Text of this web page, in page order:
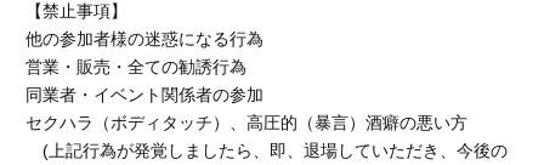
【禁止事項】
他の参加者様の迷惑になる行為
営業・販売・全ての勧誘行為
同業者・イベント関係者の参加
セクハラ（ボディタッチ）、高圧的（暴言）酒癖の悪い方
(上記行為が発覚しましたら、即、退場していただき、今後の